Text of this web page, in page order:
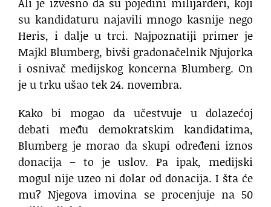
Ali je izvesno da su pojedini milijarderi, koji
su kandidaturu najavili mnogo kasnije nego
Heris, i dalje u trci. Najpoznatiji primer je
Majkl Blumberg, bivši gradonačelnik Njujorka
i osnivač medijskog koncerna Blumberg. On
je u trku ušao tek 24. novembra.
Kako bi mogao da učestvuje u dolazećoj
debati među demokratskim kandidatima,
Blumberg je morao da skupi određeni iznos
donacija – to je uslov. Pa ipak, medijski
mogul nije uzeo ni dolar od donacija. I šta će
mu? Njegova imovina se procenjuje na 50